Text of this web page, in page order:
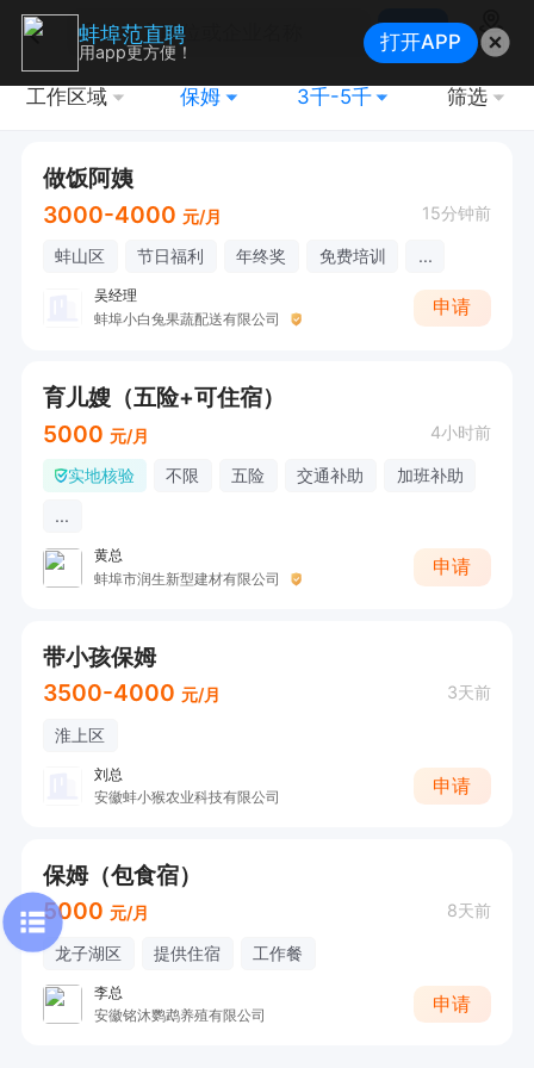
搜索
地图
工作区域 保姆 3千-5千 筛选
做饭阿姨
3000-4000 元/月 15分钟前
蚌山区 节日福利 年终奖 免费培训 ...
吴经理
蚌埠小白兔果蔬配送有限公司
申请
育儿嫂（五险+可住宿）
5000 元/月 4小时前
实地核验 不限 五险 交通补助
加班补助
...
黄总
蚌埠市润生新型建材有限公司
申请
带小孩保姆
3500-4000 元/月 3天前
淮上区
刘总
安徽蚌小猴农业科技有限公司
申请
保姆（包食宿）
5000 元/月 8天前
龙子湖区 提供住宿 工作餐
李总
安徽铭沐鹦鹉养殖有限公司
申请
蚌埠范直聘
用app更方便！ 打开APP